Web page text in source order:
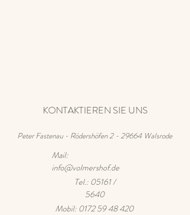
KONTAKTIEREN SIE UNS
Peter Fastenau - Rödershöfen 2 - 29664 Walsrode
Mail:
info@volmershof.de
Tel.: 05161 /
5640
Mobil: 0172 59 48 420